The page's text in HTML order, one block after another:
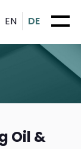
EN DE
Oil &